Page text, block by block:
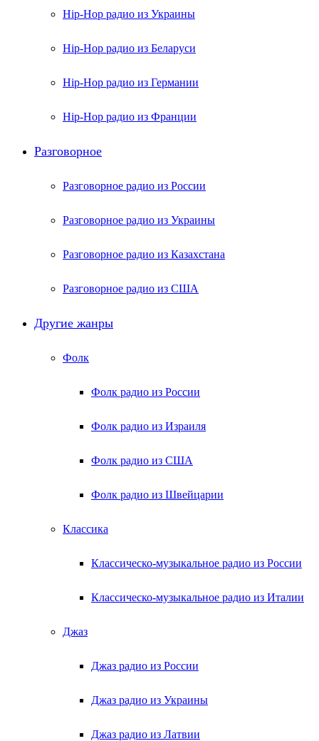
Hip-Hop радио из Украины
Hip-Hop радио из Беларуси
Hip-Hop радио из Германии
Hip-Hop радио из Франции
Разговорное
Разговорное радио из России
Разговорное радио из Украины
Разговорное радио из Казахстана
Разговорное радио из США
Другие жанры
Фолк
Фолк радио из России
Фолк радио из Израиля
Фолк радио из США
Фолк радио из Швейцарии
Классика
Классическо-музыкальное радио из России
Классическо-музыкальное радио из Италии
Джаз
Джаз радио из России
Джаз радио из Украины
Джаз радио из Латвии